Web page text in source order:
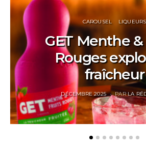
CAROUSEL LIQUEURS
GET Menthe
Rouges
fraîcheur
POSTED
ON
DÉCEMBRE 2025 PAR LA